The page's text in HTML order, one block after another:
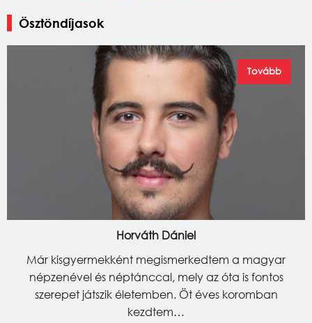
Ösztöndíjasok
Horváth Dániel
Tovább
Már kisgyermekként megismerkedtem a magyar
népzenével és néptánccal, mely az óta is fontos
szerepet játszik életemben. Öt éves koromban
kezdtem…